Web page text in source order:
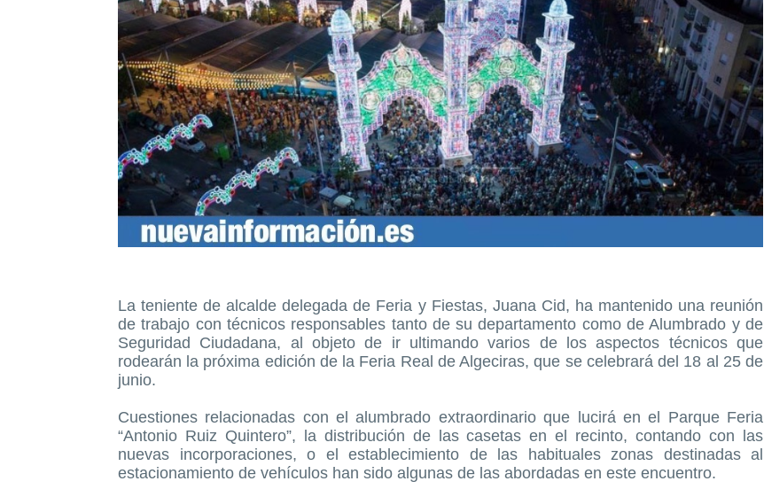
La teniente de alcalde delegada de Feria y Fiestas, Juana Cid, ha mantenido una reunión
de trabajo con técnicos responsables tanto de su departamento como de Alumbrado y de
Seguridad Ciudadana, al objeto de ir ultimando varios de los aspectos técnicos que
rodearán la próxima edición de la Feria Real de Algeciras, que se celebrará del 18 al 25 de
junio.
Cuestiones relacionadas con el alumbrado extraordinario que lucirá en el Parque Feria
“Antonio Ruiz Quintero”, la distribución de las casetas en el recinto, contando con las
nuevas incorporaciones, o el establecimiento de las habituales zonas destinadas al
estacionamiento de vehículos han sido algunas de las abordadas en este encuentro.